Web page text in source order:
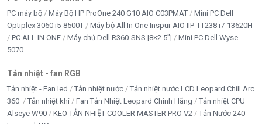
PC máy bộ Máy Bộ HP ProOne 240 G10 AIO C03PMAT
Mini PC Dell
Optiplex 3060 i5-8500T
Máy bộ All In One Inspur AIO IIP-TT238 i7-13620H
PC ALL IN ONE
Máy chủ Dell R360-SNS |8×2.5”|
Mini PC Dell Wyse
5070
Tản nhiệt - fan RGB
Tản nhiệt - Fan led Tản nhiệt nước
Tản nhiệt nước LCD Leopard Chill Arc
360
Tản nhiệt khí Fan Tản Nhiệt Leopard Chính Hãng
Tản nhiệt CPU
Alseye W90
KEO TẢN NHIỆT COOLER MASTER PRO V2
Tản Nước 240